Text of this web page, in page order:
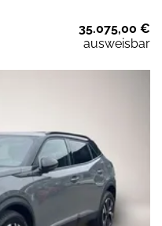
35.075,00 €
ausweisbar